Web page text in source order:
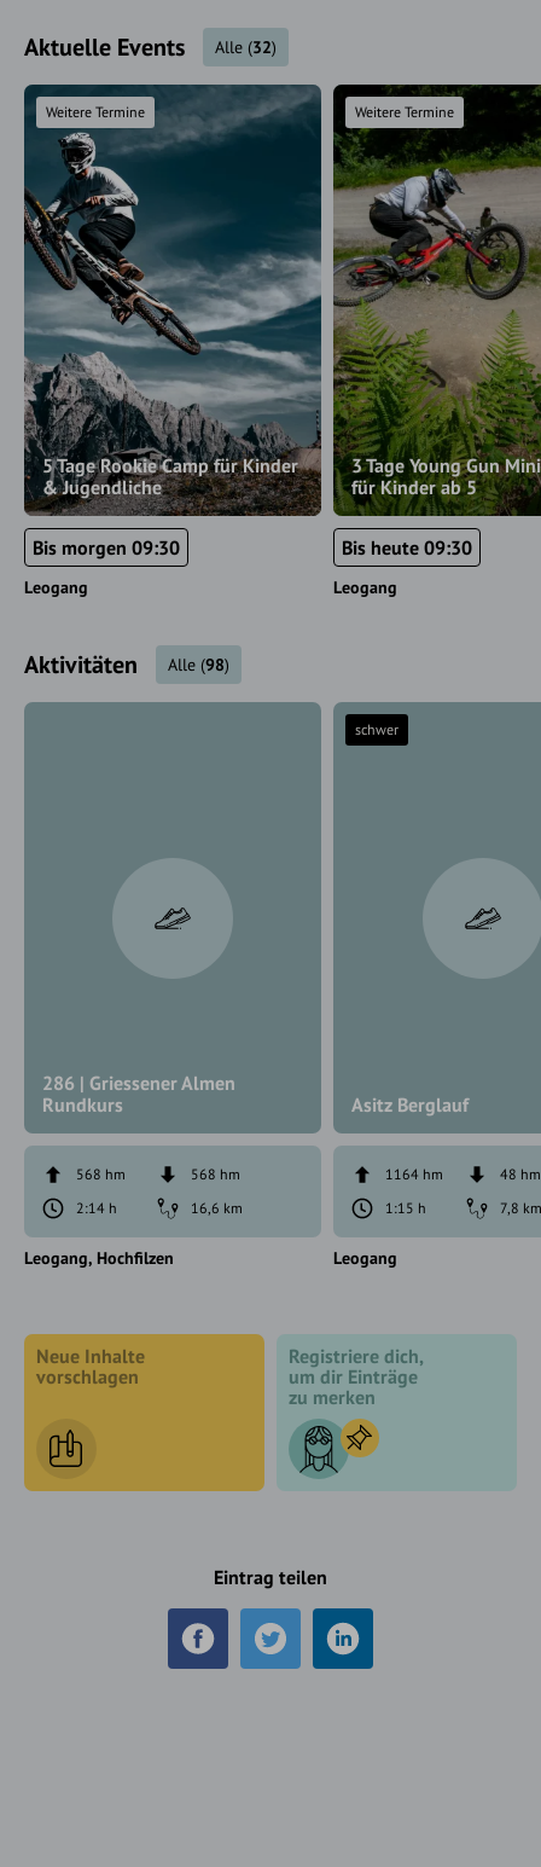
Aktuelle Events Alle (32)
5 Tage Rookie Camp für Kinder
& Jugendliche
Weitere Termine
Bis morgen 09:30
Leogang
3 Tage Young Gun
für Kinder ab 5
Weitere Termine
Bis heute 09:30
Leogang
Aktivitäten Alle (98)
286 | Griessener Almen
Rundkurs
568 hm
568 hm
2:14 h
16,6 km
Leogang Hochfilzen
Asitz Berglauf
schwer
1164 hm
48 hm
1:15 h
7,8
Leogang
Neue Inhalte
vorschlagen
Registriere dich,
um dir Einträge
zu merken
Eintrag teilen